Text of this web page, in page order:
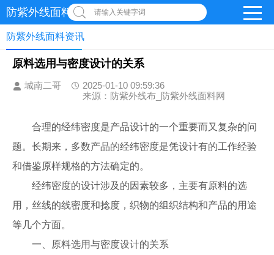
防紫外线面料网 请输入关键字词
防紫外线面料资讯
原料选用与密度设计的关系
城南二哥
2025-01-10 09:59:36
来源：防紫外线布_防紫外线面料网
合理的经纬密度是产品设计的一个重要而又复杂的问
题。长期来，多数产品的经纬密度是凭设计有的工作经验
和借鉴原样规格的方法确定的。
经纬密度的设计涉及的因素较多，主要有原料的选
用，丝线的线密度和捻度，织物的组织结构和产品的用途
等几个方面。
一、原料选用与密度设计的关系